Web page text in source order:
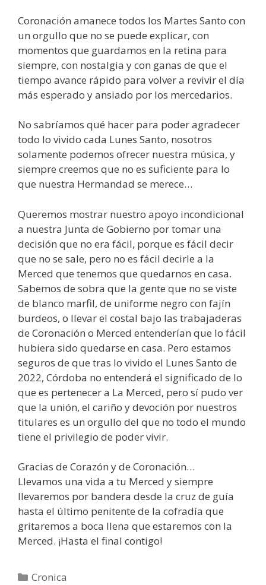
Coronación amanece todos los Martes Santo con
un orgullo que no se puede explicar, con
momentos que guardamos en la retina para
siempre, con nostalgia y con ganas de que el
tiempo avance rápido para volver a revivir el día
más esperado y ansiado por los mercedarios.
No sabríamos qué hacer para poder agradecer
todo lo vivido cada Lunes Santo, nosotros
solamente podemos ofrecer nuestra música, y
siempre creemos que no es suficiente para lo
que nuestra Hermandad se merece…
Queremos mostrar nuestro apoyo incondicional
a nuestra Junta de Gobierno por tomar una
decisión que no era fácil, porque es fácil decir
que no se sale, pero no es fácil decirle a la
Merced que tenemos que quedarnos en casa.
Sabemos de sobra que la gente que no se viste
de blanco marfil, de uniforme negro con fajín
burdeos, o llevar el costal bajo las trabajaderas
de Coronación o Merced entenderían que lo fácil
hubiera sido quedarse en casa. Pero estamos
seguros de que tras lo vivido el Lunes Santo de
2022, Córdoba no entenderá el significado de lo
que es pertenecer a La Merced, pero sí pudo ver
que la unión, el cariño y devoción por nuestros
titulares es un orgullo del que no todo el mundo
tiene el privilegio de poder vivir.
Gracias de Corazón y de Coronación…
Llevamos una vida a tu Merced y siempre
llevaremos por bandera desde la cruz de guía
hasta el último penitente de la cofradía que
gritaremos a boca llena que estaremos con la
Merced. ¡Hasta el final contigo!
Cronica